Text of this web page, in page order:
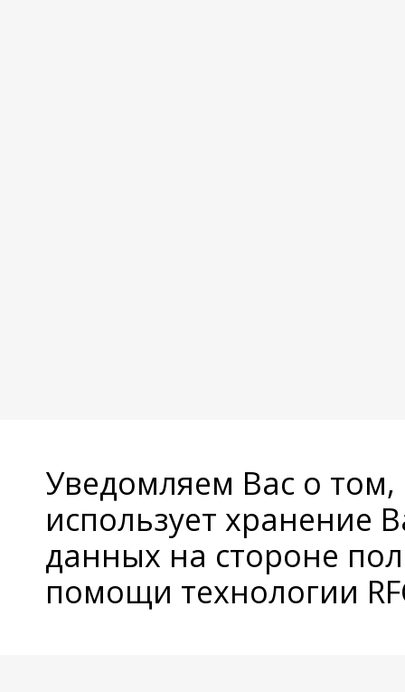
Уведомляем Вас о
использует хранение
данных на стороне
помощи технологии